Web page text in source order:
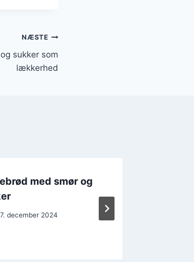
NÆSTE
sukker som
lækkerhed
med smør og
december 2024